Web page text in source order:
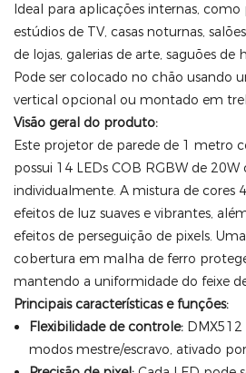
Ideal para aplicações internas, como
estúdios de TV, casas noturnas,
de lojas, galerias de arte, saguões de
Pode ser colocado no chão usando
vertical opcional ou montado em
Visão geral do produto:
Este projetor de parede de 1 metro
possui 14 LEDs COB RGBW de 20W
individualmente. A mistura de cores
efeitos de luz suaves e vibrantes,
efeitos de perseguição de pixels.
cobertura em malha de ferro
mantendo a uniformidade do feixe
Principais características e funções:
Flexibilidade de controle:DMX512
modos mestre/escravo, ativado